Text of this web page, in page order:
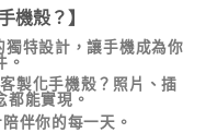
機殼 ？】
獨特設計，讓手機成為你
。
客製化手機殼 ？照片、插
都能實現。
陪伴你的每一天。